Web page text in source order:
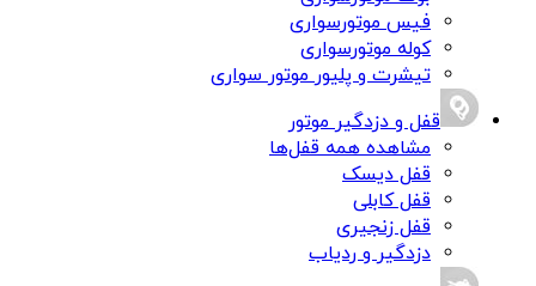
فیس موتورسواری
کوله موتورسواری
تیشرت و پلیور موتور سواری
قفل و دزدگیر موتور
مشاهده همه قفل‌ها
قفل دیسک
قفل کابلی
قفل زنجیری
دزدگیر و ردیاب